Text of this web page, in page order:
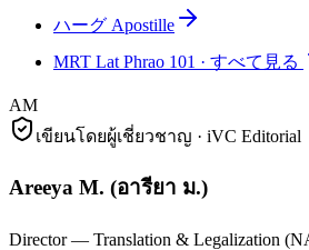
ハーグ Apostille
MRT Lat Phrao 101 · すべて見る
AM
เขียนโดยผู้เชี่ยวชาญ · iVC Editorial
Areeya M. (อารียา ม.)
Director — Translation & Legalization